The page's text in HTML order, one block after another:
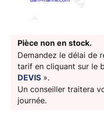
Pièce non en stock.
Demandez le délai de
tarif en cliquant sur le
DEVIS».
Un conseiller traitera
journée.